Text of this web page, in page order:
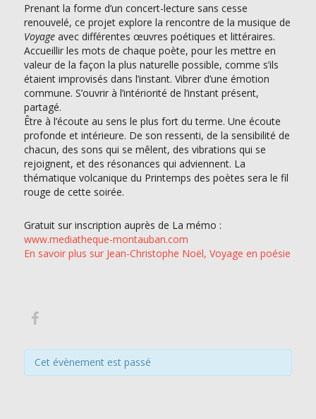
Prenant la forme d’un concert-lecture sans cesse
renouvelé, ce projet explore la rencontre de la musique de
Voyageavec différentes œuvres poétiques et littéraires.
Accueillir les mots de chaque poète, pour les mettre en
valeur de la façon la plus naturelle possible, comme s’ils
étaient improvisés dans l’instant. Vibrer d’une émotion
commune. S’ouvrir à l’intériorité de l’instant présent,
partagé.
Être à l’écoute au sens le plus fort du terme. Une écoute
profonde et intérieure. De son ressenti, de la sensibilité de
chacun, des sons qui se mêlent, des vibrations qui se
rejoignent, et des résonances qui adviennent. La
thématique volcanique du Printemps des poètes sera le fil
rouge de cette soirée.
Gratuit sur inscription auprès de La mémo :
www.mediatheque-montauban.com
En savoir plus sur Jean-Christophe Noël, Voyage en poésie
Cet évènement est passé